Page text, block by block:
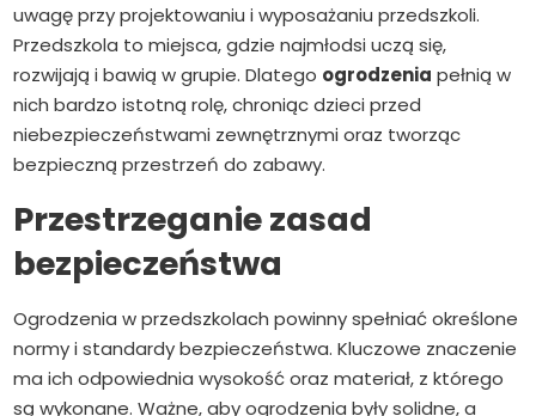
uwagę przy projektowaniu i wyposażaniu przedszkoli.
Przedszkola to miejsca, gdzie najmłodsi uczą się,
rozwijają i bawią w grupie. Dlatego ogrodzenia pełnią w
nich bardzo istotną rolę, chroniąc dzieci przed
niebezpieczeństwami zewnętrznymi oraz tworząc
bezpieczną przestrzeń do zabawy.
Przestrzeganie zasad
bezpieczeństwa
Ogrodzenia w przedszkolach powinny spełniać określone
normy i standardy bezpieczeństwa. Kluczowe znaczenie
ma ich odpowiednia wysokość oraz materiał, z którego
są wykonane. Ważne, aby ogrodzenia były solidne, a